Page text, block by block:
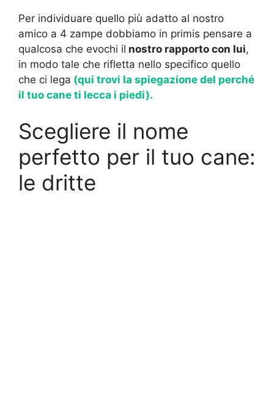
Per individuare quello più adatto al nostro
amico a 4 zampe dobbiamo in primis pensare a
qualcosa che evochi il nostro rapporto con lui,
in modo tale che rifletta nello specifico quello
che ci lega (qui trovi la spiegazione del perché
il tuo cane ti lecca i piedi).
Scegliere il nome
perfetto per il tuo cane:
le dritte